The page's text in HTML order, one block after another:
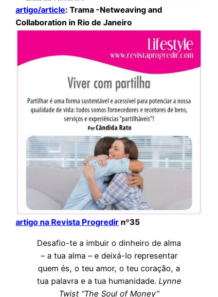
artigo/article: Trama -Netweaving and
Collaboration in Rio de Janeiro
artigo na Revista Progredir nº35
Desafio-te a imbuir o dinheiro de alma
– a tua alma – e deixá-lo representar
quem és, o teu amor, o teu coração, a
tua palavra e a tua humanidade. Lynne
Twist “The Soul of Money”